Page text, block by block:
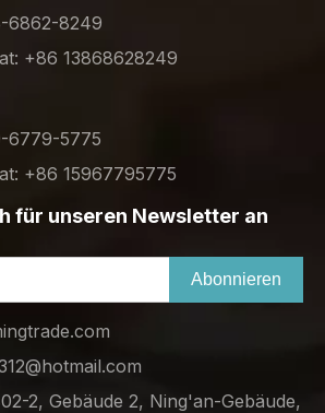
6862-8249
+86 13868628249
6779-5775
+86 15967795775
für unseren Newsletter an
Abonnieren
2, Gebäude 2, Ning'an-Gebäude,